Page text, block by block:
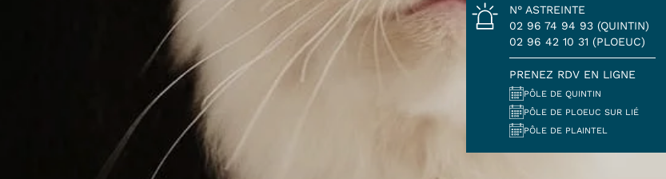
N° ASTREINTE
02 96 74 94 93 (QUINTIN)
02 96 42 10 31 (PLOEUC)
PRENEZ RDV EN LIGNE
PÔLE DE QUINTIN
PÔLE DE PLOEUC SUR LIÉ
PÔLE DE PLAINTEL